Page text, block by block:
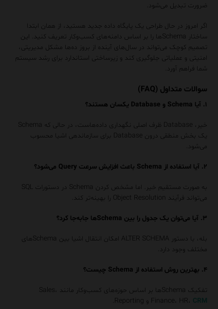
ضرورت تبدیل می‌شود.
اگر امروز در حال طراحی یک پایگاه داده جدید هستید، از همان ابتدا
ساختار Schemaها را بر اساس دامنه‌های کسب‌وکار تعریف کنید. این
تصمیم کوچک می‌تواند در سال‌های آینده از بروز ده‌ها مشکل مدیریتی،
امنیتی و عملیاتی جلوگیری کند و زیرساختی استاندارد برای رشد سیستم
شما فراهم آورد.
سوالات متداول (FAQ)
۱. آیا Schema و Database یکسان هستند؟
خیر، Database ظرف اصلی نگهداری داده‌هاست، در حالی که Schema
یک بخش منطقی درون Database برای سازماندهی اشیا محسوب
می‌شود.
۲. آیا استفاده از Schema باعث افزایش سرعت Query می‌شود؟
به صورت مستقیم خیر. اما مشخص کردن Schema در دستورات SQL
می‌تواند فرآیند Object Resolution را بهینه‌تر کند.
۳. آیا می‌توان یک جدول را بین Schemaها جابه‌جا کرد؟
بله، با دستور ALTER SCHEMA امکان انتقال اشیا بین Schemaهای
مختلف وجود دارد.
۴. بهترین روش استفاده از Schema چیست؟
تفکیک Schemaها بر اساس حوزه‌های کسب‌وکار مانند Sales،
Finance، HR، CRM و Reporting.